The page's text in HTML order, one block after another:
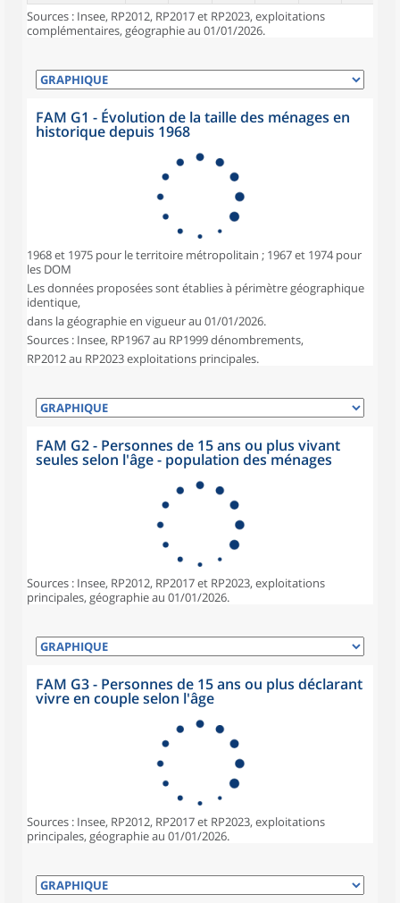
Sources : Insee, RP2012, RP2017 et RP2023, exploitations
complémentaires, géographie au 01/01/2026.
FAM G1 - Évolution de la taille des ménages en
historique depuis 1968
1968 et 1975 pour le territoire métropolitain ; 1967 et 1974 pour
les DOM
Les données proposées sont établies à périmètre géographique
identique,
dans la géographie en vigueur au 01/01/2026.
Sources : Insee, RP1967 au RP1999 dénombrements,
RP2012 au RP2023 exploitations principales.
FAM G2 - Personnes de 15 ans ou plus vivant
seules selon l'âge - population des ménages
Sources : Insee, RP2012, RP2017 et RP2023, exploitations
principales, géographie au 01/01/2026.
FAM G3 - Personnes de 15 ans ou plus déclarant
vivre en couple selon l'âge
Sources : Insee, RP2012, RP2017 et RP2023, exploitations
principales, géographie au 01/01/2026.